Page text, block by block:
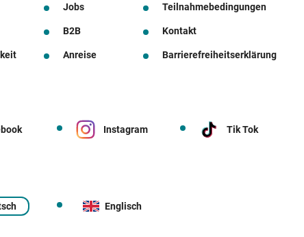
Jobs Teilnahmebedingungen
B2B Kontakt
Anreise Barrierefreiheitserklärung
Instagram Tik Tok
Englisch